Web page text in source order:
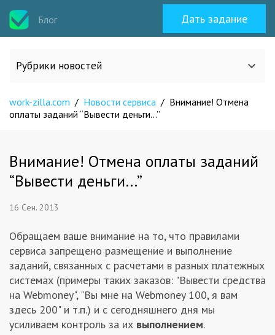
Блог Дать задание
Рубрики новостей
Все статьи
Кейсы
Исполнителям
Заказчикам
Полезное
work-zilla.com / Новости сервиса / Внимание! Отмена
оплаты заданий “Вывести деньги…”
Внимание! Отмена оплаты заданий
“Вывести деньги…”
16 Сен. 2013
Обращаем ваше внимание на то, что правилами
сервиса запрещено размещение и выполнение
заданий, связанных с расчетами в разных платежных
системах (примеры таких заказов: "Вывести средства
на Webmoney", "Вы мне на Webmoney 100, я вам
здесь 200" и т.п.) и с сегодняшнего дня мы
усиливаем контроль за их выполнением.